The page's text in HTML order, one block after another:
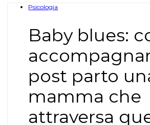
Psicologia
Baby blues:
post parto
mamma che
attraversa